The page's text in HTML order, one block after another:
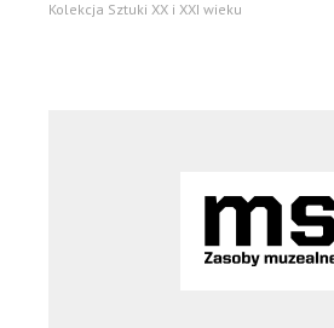
Kolekcja Sztuki XX i XXI wieku